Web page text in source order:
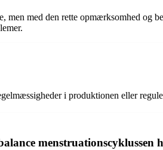
men med den rette opmærksomhed og
i produktionen eller
menstruationscyklussen